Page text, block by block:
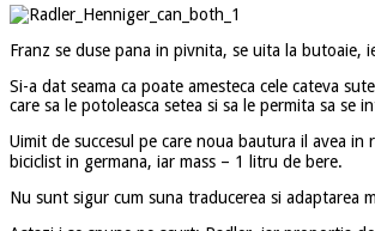
Franz se duse pana in pivnita, se uita la butoaie,
Si-a dat seama ca poate amesteca cele cateva
care sa le potoleasca setea si sa le permita sa se
Uimit de succesul pe care noua bautura il avea
biciclist in germana, iar mass – 1 litru de bere.
Nu sunt sigur cum suna traducerea si adaptarea